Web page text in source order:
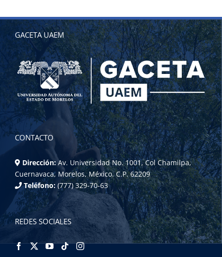
GACETA UAEM
CONTACTO
Dirección: Av. Universidad No. 1001, Col Chamilpa,
Cuernavaca, Morelos, México. C.P. 62209
Teléfono: (777) 329-70-63
REDES SOCIALES